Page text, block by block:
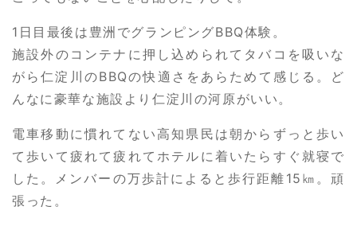
1日目最後は豊洲でグランピングBBQ体験。
施設外のコンテナに押し込められてタバコを吸いな
がら仁淀川のBBQの快適さをあらためて感じる。ど
んなに豪華な施設より仁淀川の河原がいい。
電車移動に慣れてない高知県民は朝からずっと歩い
て歩いて疲れて疲れてホテルに着いたらすぐ就寝で
した。メンバーの万歩計によると歩行距離15㎞。頑
張った。